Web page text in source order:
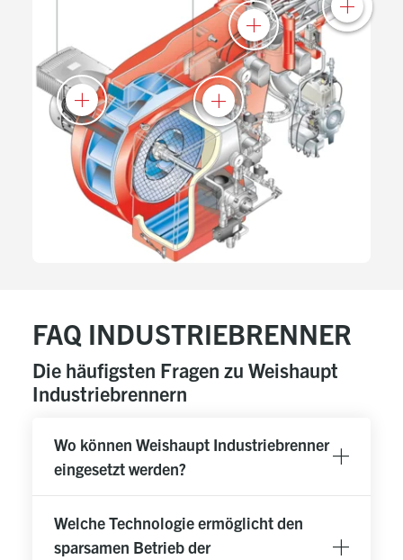
FAQ INDUSTRIEBRENNER
Die häufigsten Fragen zu Weishaupt
Industriebrennern
Wo können Weishaupt Industriebrenner
eingesetzt werden?
Welche Technologie ermöglicht den
sparsamen Betrieb der